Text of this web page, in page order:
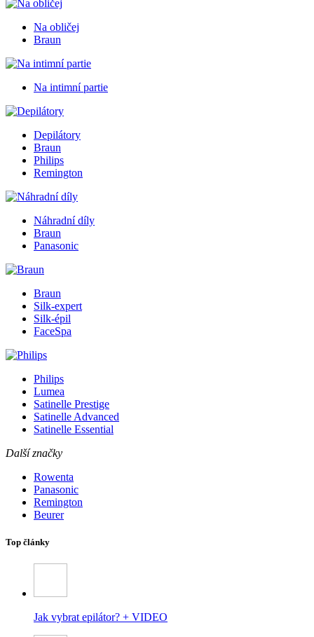
Na obličej
Braun
Na intimní partie
Depilátory
Braun
Philips
Remington
Náhradní díly
Braun
Panasonic
Braun
Silk-expert
Silk-épil
FaceSpa
Philips
Lumea
Satinelle Prestige
Satinelle Advanced
Satinelle Essential
Další značky
Rowenta
Panasonic
Remington
Beurer
Top články
Jak vybrat epilátor? + VIDEO